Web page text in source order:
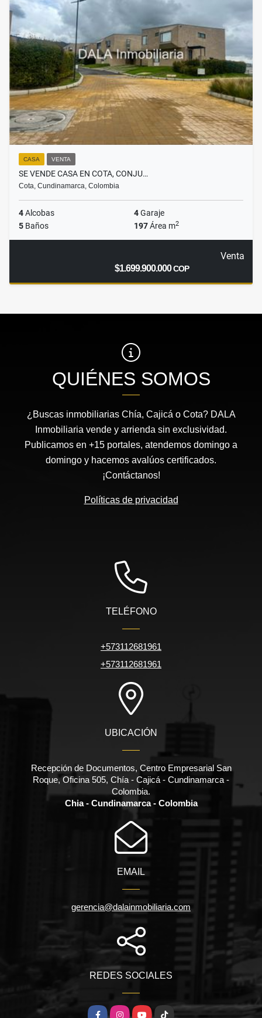
CASA VENTA
SE VENDE CASA EN COTA, CONJU…
Cota, Cundinamarca, Colombia
4Alcobas 4Garaje
5 Baños 197Área m2
Venta
$1.699.900.000COP
QUIÉNES SOMOS
¿Buscas inmobiliarias Chía, Cajicá o Cota? DALA
Inmobiliaria vende y arrienda sin exclusividad.
Publicamos en +15 portales, atendemos domingo a
domingo y hacemos avalúos certificados.
¡Contáctanos!
Políticas de privacidad
TELÉFONO
+573112681961
+573112681961
UBICACIÓN
Recepción de Documentos, Centro Empresarial San
Roque, Oficina 505, Chía - Cajicá - Cundinamarca -
Colombia.
Chia - Cundinamarca - Colombia
EMAIL
gerencia@dalainmobiliaria.com
REDES SOCIALES
FacebookInstagramYouTube
TikTok